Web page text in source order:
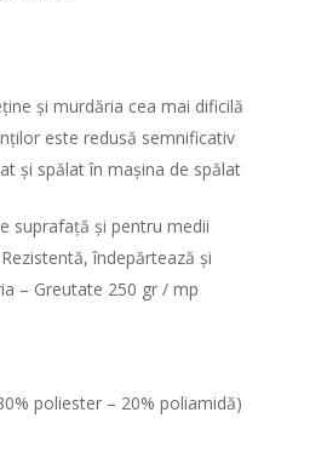
și murdăria cea mai dificilă
este redusă semnificativ
și spălat în mașina de spălat
suprafață și pentru medii
îndepărtează și
– Greutate 250 gr / mp
poliester – 20% poliamidă)